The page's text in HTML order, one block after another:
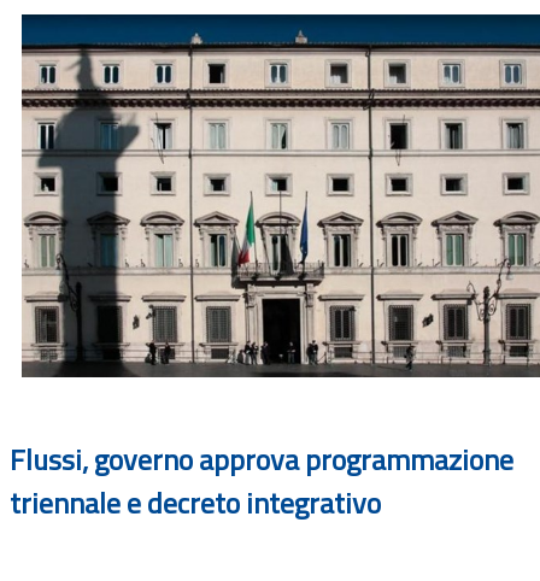
Flussi, governo approva programmazione
triennale e decreto integrativo